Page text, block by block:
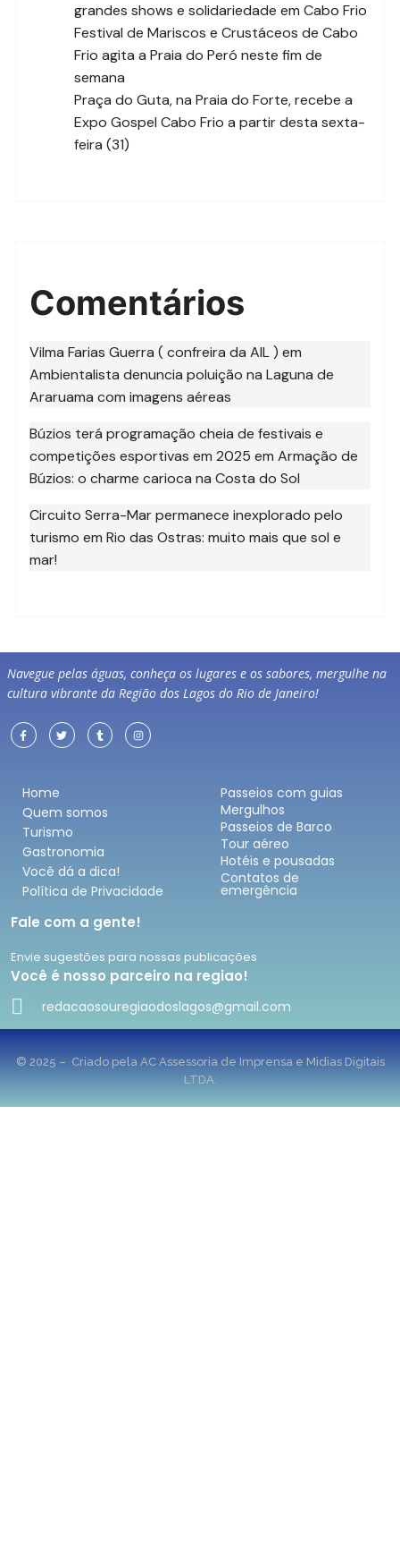
grandes shows e solidariedade em Cabo Frio
Festival de Mariscos e Crustáceos de Cabo
Frio agita a Praia do Peró neste fim de
semana
Praça do Guta, na Praia do Forte, recebe a
Expo Gospel Cabo Frio a partir desta sexta-
feira (31)
Comentários
Vilma Farias Guerra ( confreira da AIL ) em
Ambientalista denuncia poluição na Laguna de
Araruama com imagens aéreas
Búzios terá programação cheia de festivais e
competições esportivas em 2025 emArmação de
Búzios: o charme carioca na Costa do Sol
Circuito Serra-Mar permanece inexplorado pelo
turismo emRio das Ostras: muito mais que sol e
mar!
Navegue pelas águas, conheça os lugares e os sabores, mergulhe na
cultura vibrante da Região dos Lagos do Rio de Janeiro!
Home
Quem somos
Turismo
Gastronomia
Você dá a dica!
Política de Privacidade
Passeios com guias
Mergulhos
Passeios de Barco
Tour aéreo
Hotéis e pousadas
Contatos de
emergência
Fale com a gente!
Envie sugestões para nossas publicações
Você é nosso parceiro na regiao!
redacaosouregiaodoslagos@gmail.com
© 2025 – Criado pela AC Assessoria de Imprensa e Midias Digitais
LTDA.